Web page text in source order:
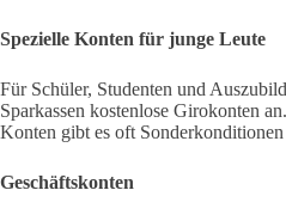
Spezielle Konten für junge Leute
Für Schüler, Studenten und
Sparkassen kostenlose Girokonten
Konten gibt es oft
Geschäftskonten